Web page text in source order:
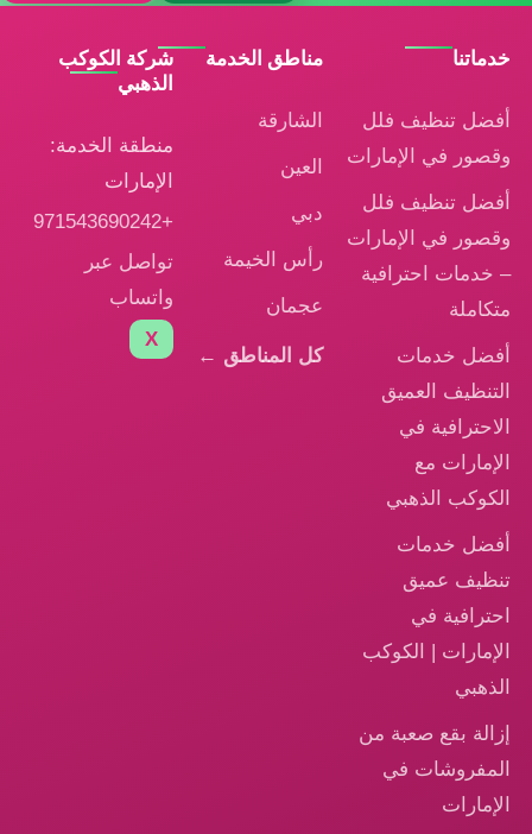
خدماتنا
أفضل تنظيف فلل
وقصور في الإمارات
أفضل تنظيف فلل
وقصور في الإمارات
– خدمات احترافية
متكاملة
أفضل خدمات
التنظيف العميق
الاحترافية في
الإمارات مع
الكوكب الذهبي
أفضل خدمات
تنظيف عميق
احترافية في
الإمارات | الكوكب
الذهبي
إزالة بقع صعبة من
المفروشات في
الإمارات
مناطق الخدمة
الشارقة
العين
دبي
رأس الخيمة
عجمان
كل المناطق ←
شركة الكوكب
الذهبي
منطقة الخدمة:
الإمارات
+971543690242
تواصل عبر
واتساب
X